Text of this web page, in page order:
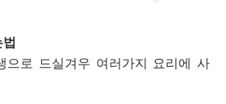
으로 드실겨우 여러가지 요리에 사